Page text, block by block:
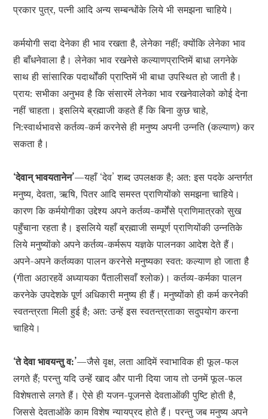
प्रकार पुत्र, पत्नी आदि अन्य सम्बन्धोंके लिये भी समझना चाहिये।
कर्मयोगी सदा देनेका ही भाव रखता है, लेनेका नहीं; क्योंकि लेनेका भाव
ही बाँधनेवाला है। लेनेका भाव रखनेसे कल्याणप्राप्तिमें बाधा लगनेके
साथ ही सांसारिक पदार्थोंकी प्राप्तिमें भी बाधा उपस्थित हो जाती है।
प्राय: सभीका अनुभव है कि संसारमें लेनेका भाव रखनेवालेको कोई देना
नहीं चाहता। इसलिये ब्रह्माजी कहते हैं कि बिना कुछ चाहे,
नि:स्वार्थभावसे कर्तव्य-कर्म करनेसे ही मनुष्य अपनी उन्नति (कल्याण) कर
सकता है।
‘देवान् भावयतानेन’—यहाँ ‘देव’ शब्द उपलक्षक है; अत: इस पदके अन्तर्गत
मनुष्य, देवता, ऋषि, पितर आदि समस्त प्राणियोंको समझना चाहिये।
कारण कि कर्मयोगीका उद्देश्य अपने कर्तव्य-कर्मोंसे प्राणिमात्रको सुख
पहुँचाना रहता है। इसलिये यहाँ ब्रह्माजी सम्पूर्ण प्राणियोंकी उन्नतिके
लिये मनुष्योंको अपने कर्तव्य-कर्मरूप यज्ञके पालनका आदेश देते हैं।
अपने-अपने कर्तव्यका पालन करनेसे मनुष्यका स्वत: कल्याण हो जाता है
(गीता अठारहवें अध्यायका पैंतालीसवाँ श्लोक)। कर्तव्य-कर्मका पालन
करनेके उपदेशके पूर्ण अधिकारी मनुष्य ही हैं। मनुष्योंको ही कर्म करनेकी
स्वतन्त्रता मिली हुई है; अत: उन्हें इस स्वतन्त्रताका सदुपयोग करना
चाहिये।
‘ते देवा भावयन्तु व:’—जैसे वृक्ष, लता आदिमें स्वाभाविक ही फूल-फल
लगते हैं; परन्तु यदि उन्हें खाद और पानी दिया जाय तो उनमें फूल-फल
विशेषतासे लगते हैं। ऐसे ही यजन-पूजनसे देवताओंकी पुष्टि होती है,
जिससे देवताओंके काम विशेष न्यायप्रद होते हैं। परन्तु जब मनुष्य अपने